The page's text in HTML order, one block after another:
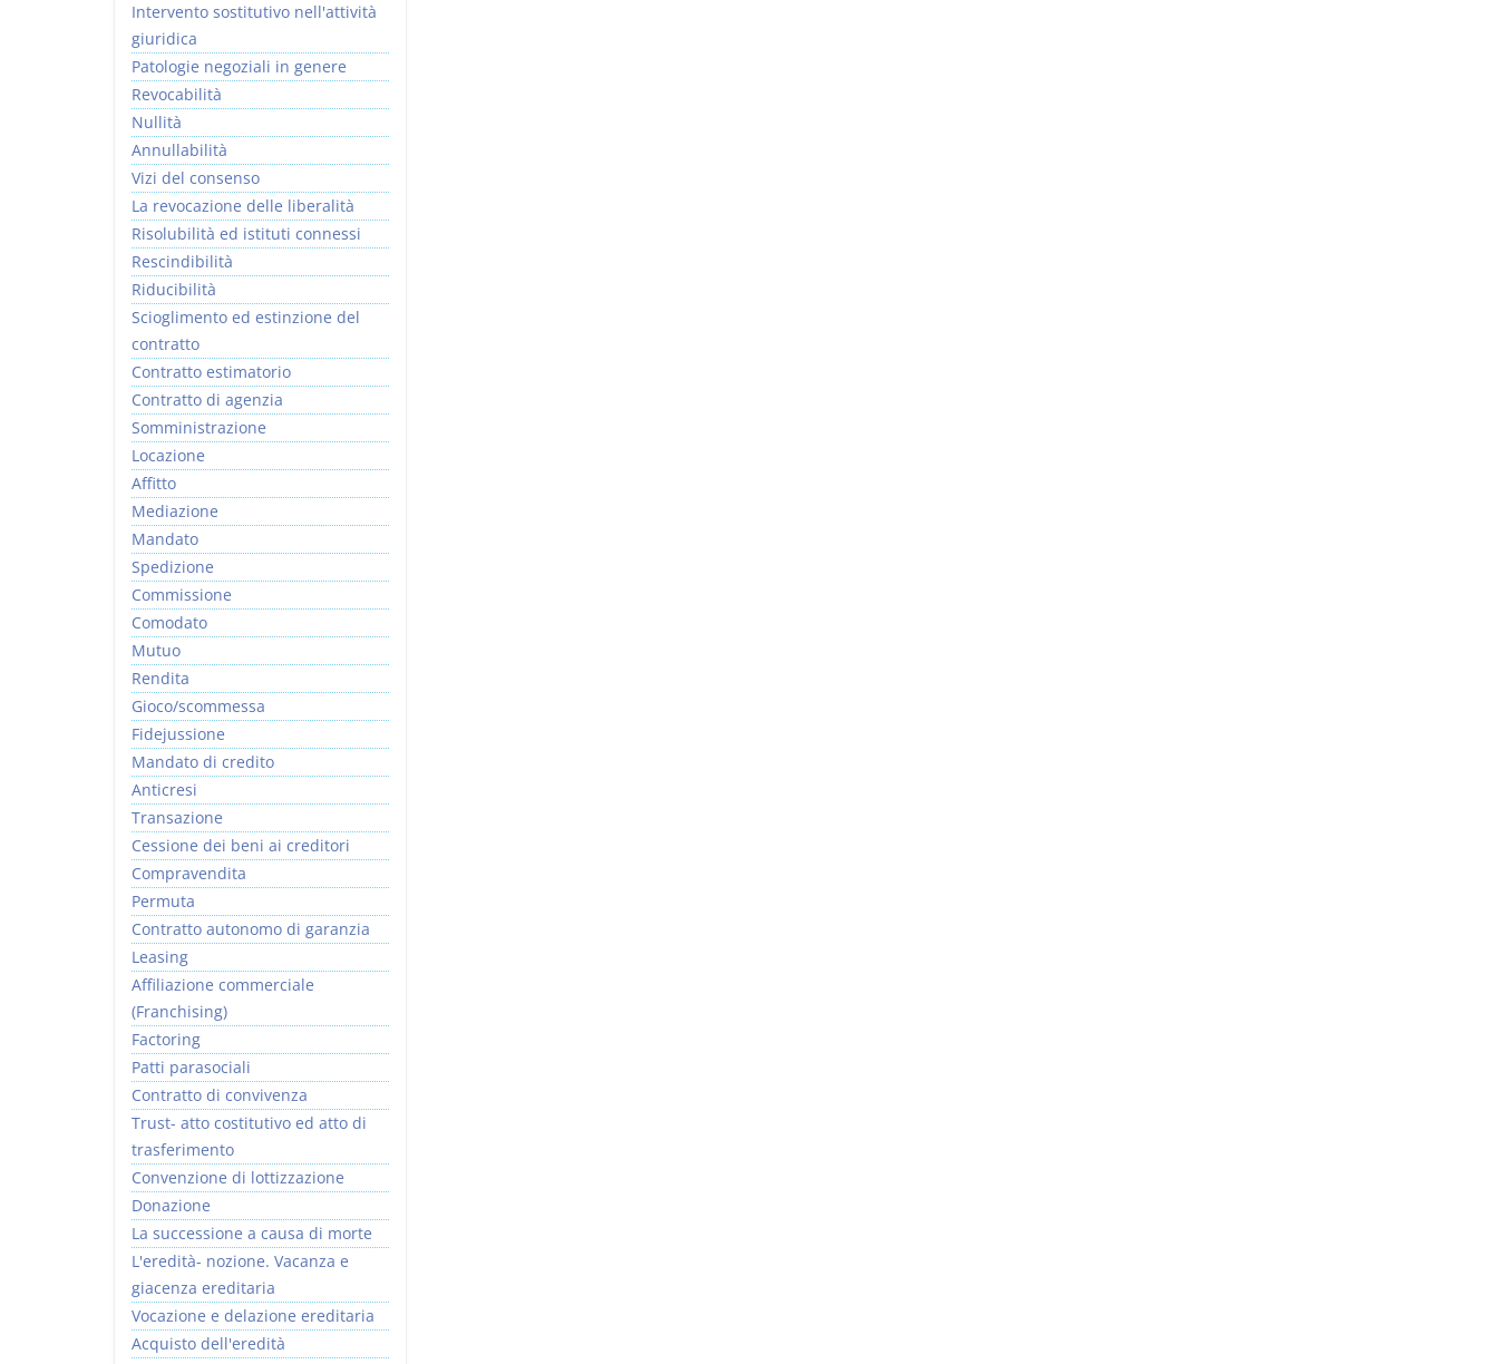
Intervento sostitutivo nell'attività
giuridica
Patologie negoziali in genere
Revocabilità
Nullità
Annullabilità
Vizi del consenso
La revocazione delle liberalità
Risolubilità ed istituti connessi
Rescindibilità
Riducibilità
Scioglimento ed estinzione del
contratto
Contratto estimatorio
Contratto di agenzia
Somministrazione
Locazione
Affitto
Mediazione
Mandato
Spedizione
Commissione
Comodato
Mutuo
Rendita
Gioco/scommessa
Fidejussione
Mandato di credito
Anticresi
Transazione
Cessione dei beni ai creditori
Compravendita
Permuta
Contratto autonomo di garanzia
Leasing
Affiliazione commerciale
(Franchising)
Factoring
Patti parasociali
Contratto di convivenza
Trust- atto costitutivo ed atto di
trasferimento
Convenzione di lottizzazione
Donazione
La successione a causa di morte
L'eredità- nozione. Vacanza e
giacenza ereditaria
Vocazione e delazione ereditaria
Acquisto dell'eredità